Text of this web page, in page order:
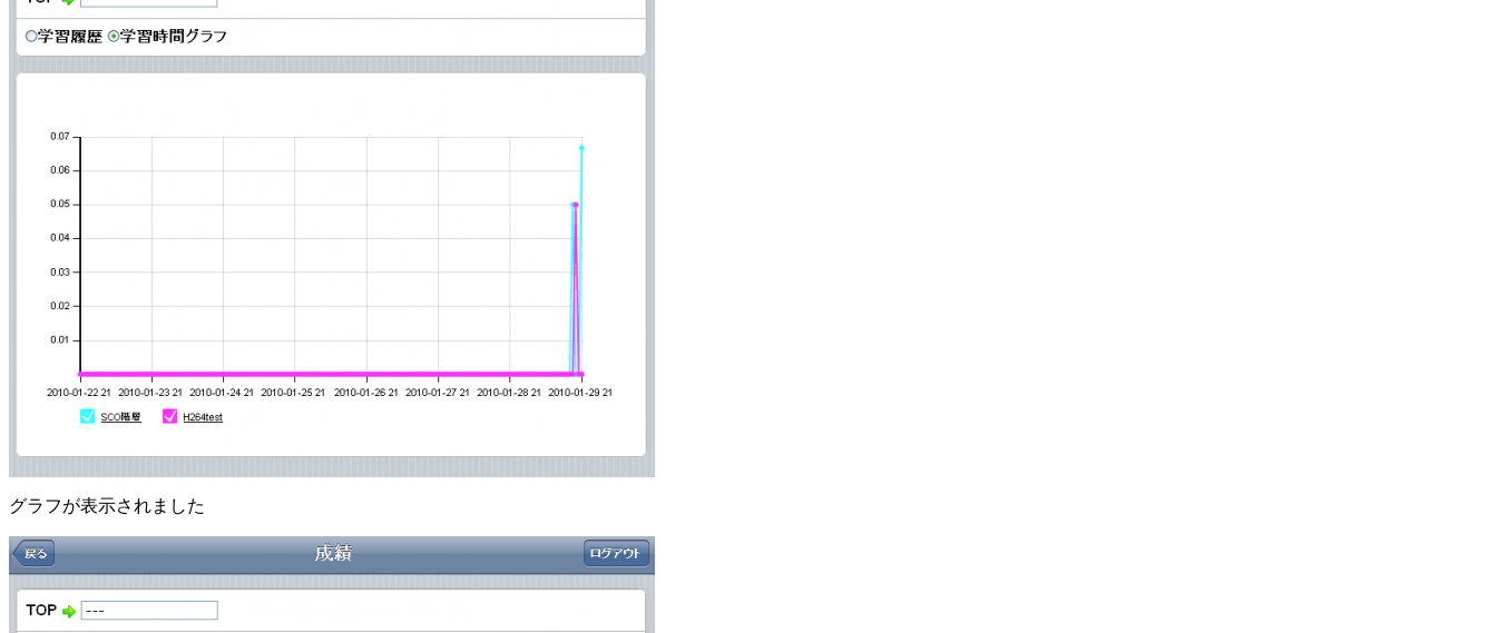
グラフが表示されました